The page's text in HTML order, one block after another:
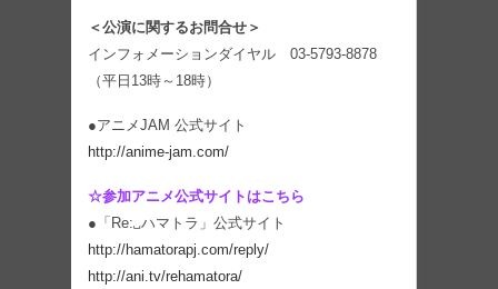
＜公演に関するお問合せ＞
インフォメーションダイヤル 03-5793-8878
（平日13時～18時）
●アニメJAM 公式サイト
http://anime-jam.com/
☆参加アニメ公式サイトはこちら
●「Re:␣ハマトラ」公式サイト
http://hamatorapj.com/reply/
http://ani.tv/rehamatora/